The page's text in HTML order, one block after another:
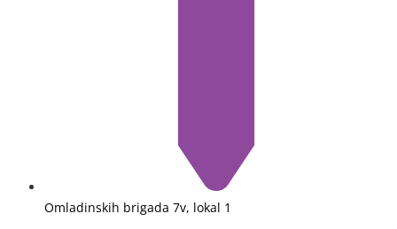
Omladinskih brigada 7v, lokal 1